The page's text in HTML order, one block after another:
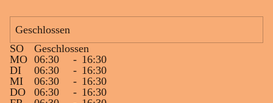
Geschlossen
SO
Geschlossen
MO 06:30 - 16:30
DI
06:30 - 16:30
MI
06:30 - 16:30
DO
06:30 - 16:30